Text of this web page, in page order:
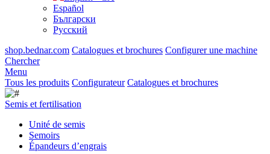
Español
Български
Русский
shop.bednar.com Catalogues et brochures Configurer une machine
Chercher
Menu
Tous les produits Configurateur Catalogues et brochures
Semis et fertilisation
Unité de semis
Semoirs
Épandeurs d’engrais